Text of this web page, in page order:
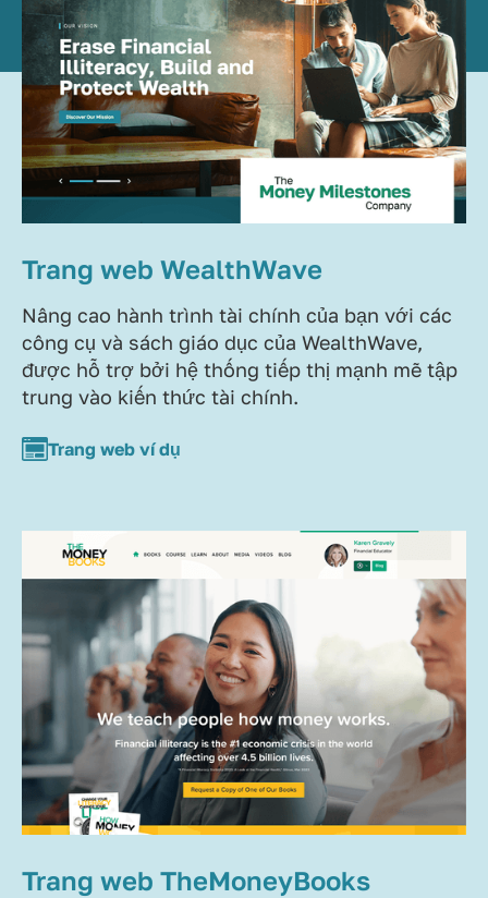
Trang web WealthWave
Nâng cao hành trình tài chính của bạn với các
công cụ và sách giáo dục của WealthWave,
được hỗ trợ bởi hệ thống tiếp thị mạnh mẽ tập
trung vào kiến thức tài chính.
Trang web ví dụ
Trang web TheMoneyBooks